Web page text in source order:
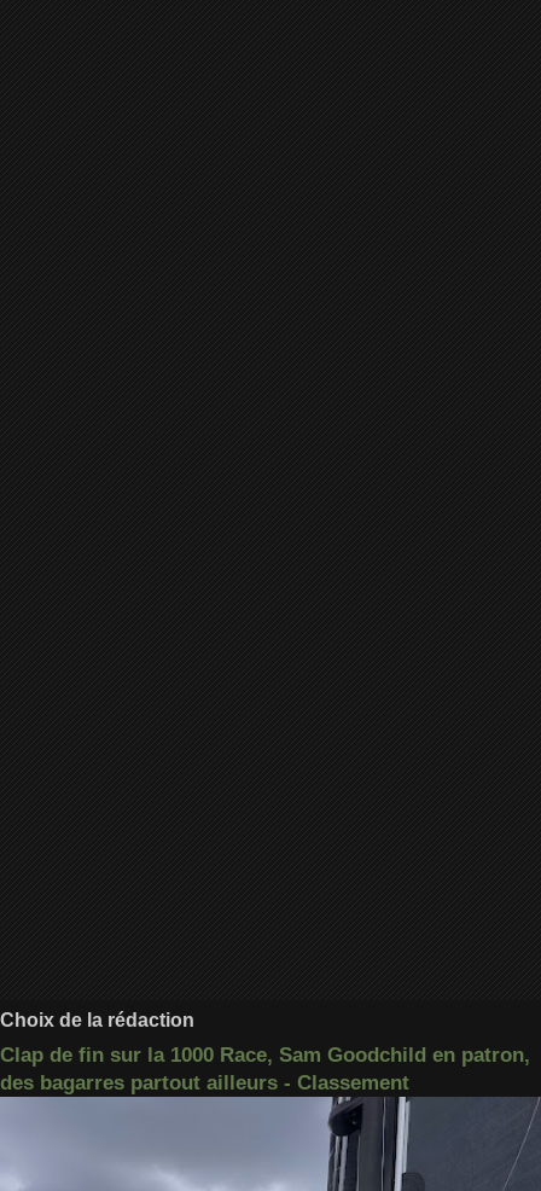
Choix de la rédaction
Clap de fin sur la 1000 Race, Sam Goodchild en patron,
des bagarres partout ailleurs - Classement